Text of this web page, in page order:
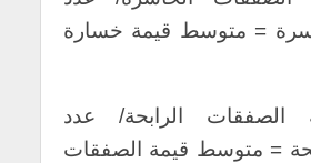
= متوسط قيمة خسارة
الصفقات الرابحة/ عدد
= متوسط قيمة الصفقات